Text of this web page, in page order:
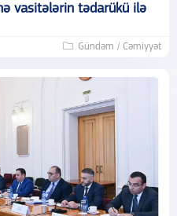
vasitələrin tədarükü ilə
Gündəm / Cəmiyyət